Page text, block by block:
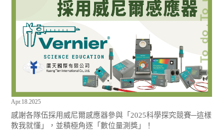
Apr.18.2025
感謝各隊伍採用威尼爾感應器參與「2025科學探究競賽─這樣
教我就懂」，並積極角逐「數位量測獎」！